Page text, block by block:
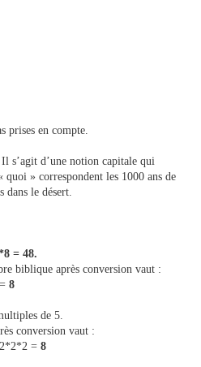
prises en compte.
s’agit d’une notion capitale qui
» correspondent les 1000 ans de
dans le désert.
= 48.
biblique après conversion vaut :
8
de 5.
conversion vaut :
= 8